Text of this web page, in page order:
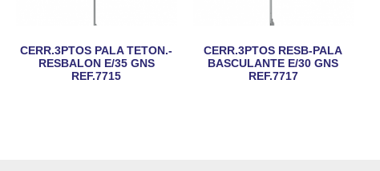
CERR.3PTOS PALA TETON.-
RESBALON E/35 GNS
REF.7715
CERR.3PTOS RESB-PALA
BASCULANTE E/30 GNS
REF.7717